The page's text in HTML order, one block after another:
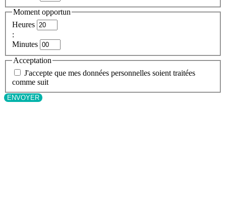
Moment opportun
Heures
:
Minutes
Acceptation
J'accepte que mes données personnelles soient traitées
comme suit